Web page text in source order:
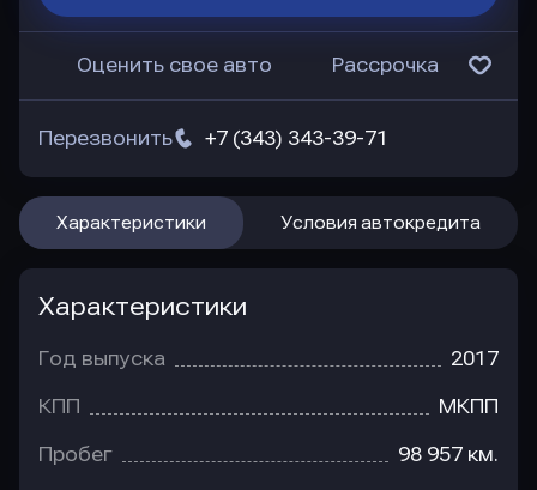
Оценить свое авто Рассрочка
+7 (343) 343-39-71
Перезвонить
Характеристики Условия автокредита
Характеристики
Год выпуска 2017
КПП МКПП
Пробег 98 957 км.